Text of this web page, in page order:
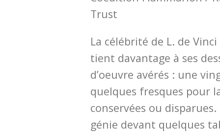
Trust
La célébrité de L. de
tient davantage à ses
d’oeuvre avérés : une
quelques fresques pour
conservées ou
génie devant quelques